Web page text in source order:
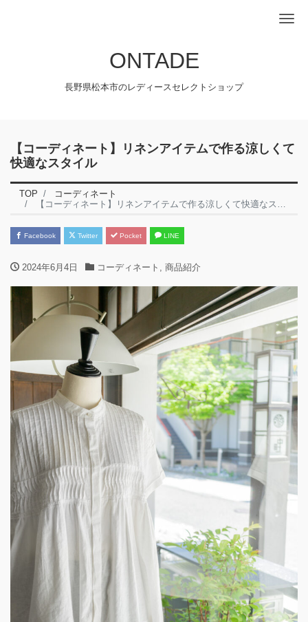
ONTADE
長野県松本市のレディースセレクトショップ
【コーディネート】リネンアイテムで作る涼しくて
快適なスタイル
TOP
コーディネート
【コーディネート】リネンアイテムで作る涼しくて快適なスタイル
Facebook Twitter Pocket LINE
2024年6月4日 コーディネート , 商品紹介